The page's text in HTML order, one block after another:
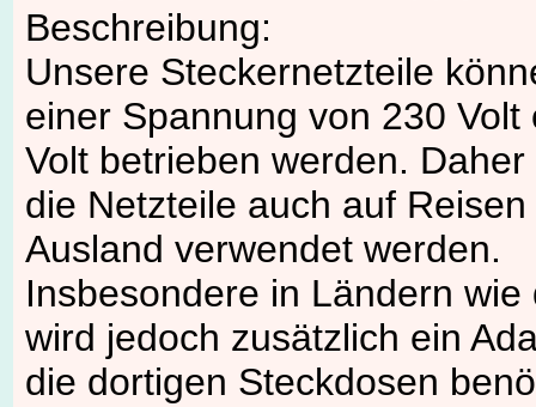
Beschreibung:
Unsere Steckernetzteile
einer Spannung von 230 Volt
Volt betrieben werden.
die Netzteile auch auf Reisen
Ausland verwendet werden.
Insbesondere in Ländern wie
wird jedoch zusätzlich ein
die dortigen Steckdosen